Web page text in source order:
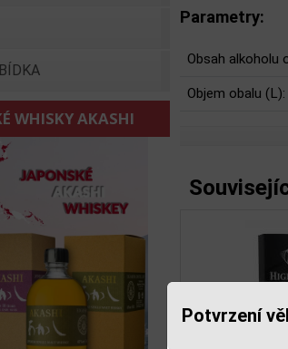
Potvrzení
WHISKY AKASHI
Parametry:
Obsah alkoholu
Objem obalu (L):